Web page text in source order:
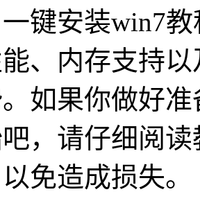
键安装win7教
、内存支持
如果你做好
，请仔细阅
免造成损失。